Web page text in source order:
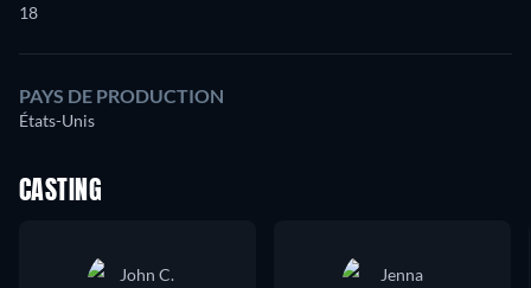
18
PAYS DE PRODUCTION
États-Unis
CASTING